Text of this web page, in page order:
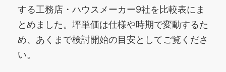
する工務店・ハウスメーカー9社を比較表にま
とめました。坪単価は仕様や時期で変動するた
め、あくまで検討開始の目安としてご覧くださ
い。